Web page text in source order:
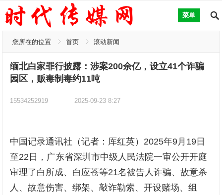
菜单
您所在的位置 首页 滚动新闻
缅北白家罪行披露：涉案200余亿，设立41个诈骗
园区，贩毒制毒约11吨
15534252919 2025-09-23 8:27
中国记录通讯社（记者：厍红英）2025年9月19日
至22日，广东省深圳市中级人民法院一审公开开庭
审理了白所成、白应苍等21名被告人诈骗、故意杀
人、故意伤害、绑架、敲诈勒索、开设赌场、组